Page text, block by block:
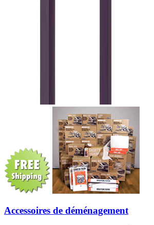
Accessoires de déménagement